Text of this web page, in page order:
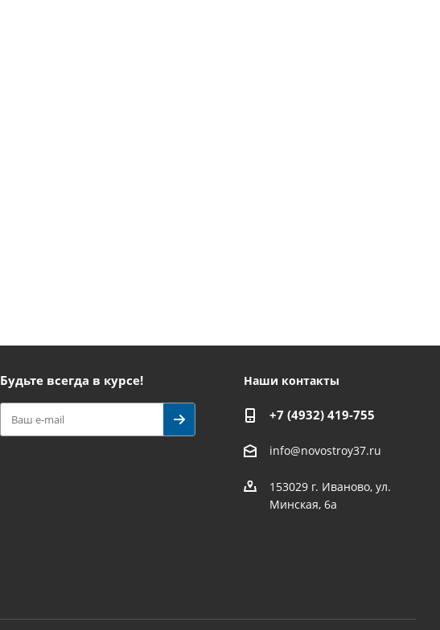
Будьте всегда в курсе! Наши контакты
+7 (4932) 419-755
info@novostroy37.ru
153029 г. Иваново, ул.
Минская, 6а